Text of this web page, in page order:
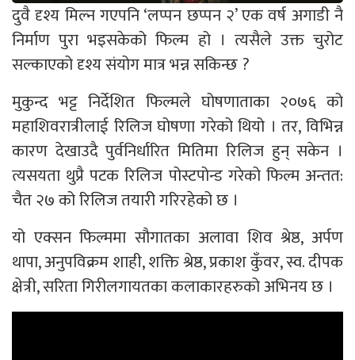
दुवै दृश्य मिल्न गएपनि ‘लप्पन छप्पन २’ एक वर्ष अगाडी नै
निर्माण पुरा भइसकेको फिल्म हो । त्यसैले उक्त चुरोट
सल्काएको दृश्य संयोग मात्र भन्न सकिन्छ ?
मुकुन्द भट्ट निर्देशित फिल्मले घोषणाताका २०७६ को
महाशिवरात्रीलाई रिलिज घोषणा गरेको थियो । तर, विभिन्न
कारण देखाउदै पुर्वनिर्धारित मितिमा रिलिज हुन् सकेन ।
त्यसयता थुप्रै पटक रिलिज पोस्टपोन्ड गरेको फिल्म अन्तत:
चैत २७ को रिलिज तयारी गरिरहेको छ ।
यो एक्सन फिल्ममा सौगातका अलावा शिव श्रेष्ठ, अर्पण
थापा, अनुपविक्रम शाही, शक्ति श्रेष्ठ, प्रकाश कुँवर, स्व. दीपक
क्षेत्री, सरिता गिरीलगायतका कलाकारहरुको अभिनय छ ।